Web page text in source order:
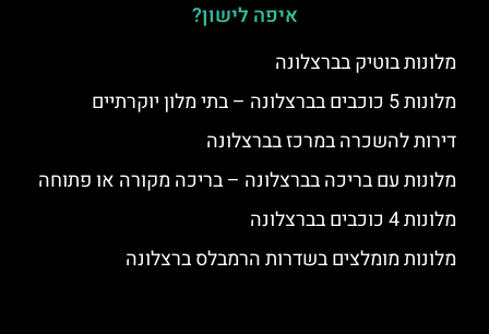
איפה לישון?
מלונות בוטיק בברצלונה
מלונות 5 כוכבים בברצלונה – בתי מלון יוקרתיים
דירות להשכרה במרכז בברצלונה
מלונות עם בריכה בברצלונה – בריכה מקורה או פתוחה
מלונות 4 כוכבים בברצלונה
מלונות מומלצים בשדרות הרמבלס ברצלונה